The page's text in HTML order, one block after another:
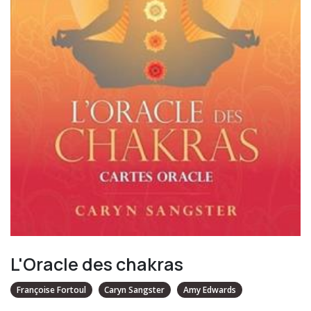
L'Oracle des chakras
Françoise Fortoul Caryn Sangster Amy Edwards